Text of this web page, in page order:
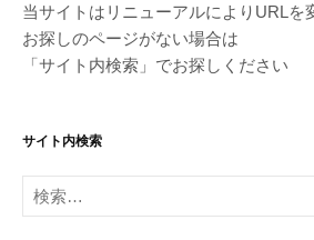
当サイトはリニューアルによりURLを
お探しのページがない場合は
「サイト内検索」でお探しください
サイト内検索
検
索: